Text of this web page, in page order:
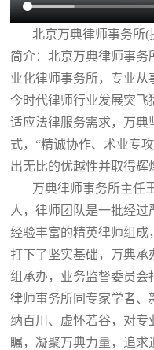
北京万典律师事务所(执
简介：北京万典律师事务
业化律师事务所，专业从
今时代律师行业发展突
适应法律服务需求，万典
式，“精诚协作、术业专
出无比的优越性并取得辉
万典律师事务所主任
人，律师团队是一批经过
经验丰富的精英律师组成
打下了坚实基础，万典
组承办，业务监督委员
律师事务所同专家学者
纳百川、虚怀若谷，对专
瞩，凝聚万典力量，追